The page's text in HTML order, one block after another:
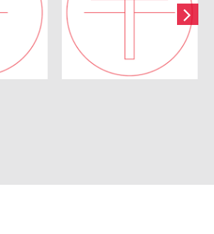
Yükleme